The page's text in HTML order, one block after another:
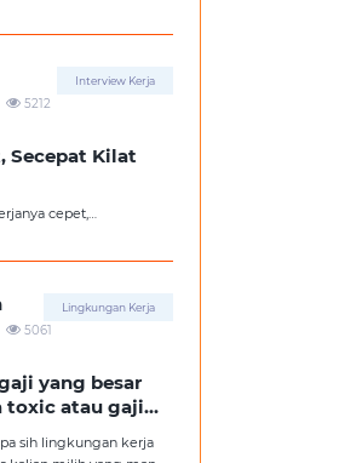
biar aku ambil
Interview Kerja
5212
Secepat Kilat
cepet,
kakak semua,
Lingkungan Kerja
5061
yang besar
toxic atau gaji
sih lingkungan kerja